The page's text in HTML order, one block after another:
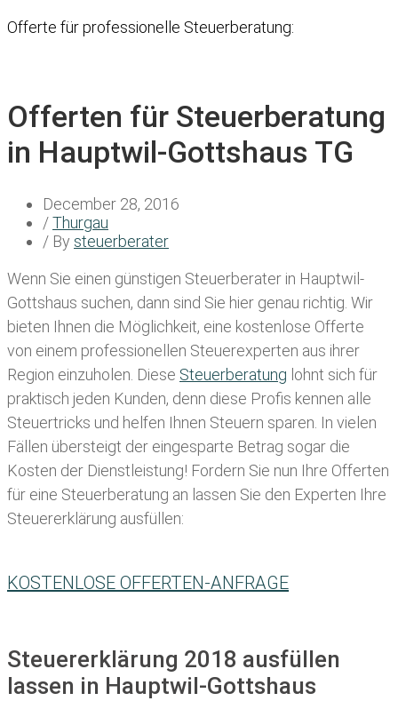
Offerte für professionelle Steuerberatung:
Offerten für Steuerberatung
in Hauptwil-Gottshaus TG
December 28, 2016
/Thurgau
/ By steuerberater
Wenn Sie einen günstigen Steuerberater in Hauptwil-
Gottshaus suchen, dann sind Sie hier genau richtig. Wir
bieten Ihnen die Möglichkeit, eine kostenlose Offerte
von einem professionellen Steuerexperten aus ihrer
Region einzuholen. Diese Steuerberatung lohnt sich für
praktisch jeden Kunden, denn diese Profis kennen alle
Steuertricks und helfen Ihnen Steuern sparen. In vielen
Fällen übersteigt der eingesparte Betrag sogar die
Kosten der Dienstleistung! Fordern Sie nun Ihre Offerten
für eine Steuerberatung an lassen Sie den Experten Ihre
Steuererklärung ausfüllen:
KOSTENLOSE OFFERTEN-ANFRAGE
Steuererklärung 2018 ausfüllen
lassen in Hauptwil-Gottshaus